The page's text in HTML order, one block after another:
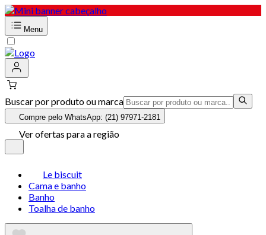
Menu
Buscar por produto ou marca
Compre pelo WhatsApp: (21) 97971-2181
Ver ofertas para a região
Le biscuit
Cama e banho
Banho
Toalha de banho